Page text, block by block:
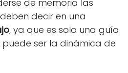
de memoria las
decir en una
, ya que es solo una guía
ser la dinámica de